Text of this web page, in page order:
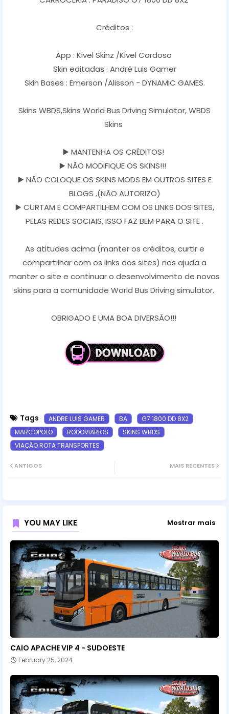
Créditos :
App : Kivel Skinz /Kivel Cardoso
Skin editadas : André Luis Gamer
Skin Bases : Emerson /Alisson - DYNAMIC GAMES.
Skins WBDS,Skins World Bus Driving Simulator, WBDS
Skins
▶️ MANTENHA OS CRÉDITOS!
▶️ NÃO MODIFIQUE OS SKINS!!!
▶️ NÃO COLOQUE OS SKINS MODS EM OUTROS SITES E
BLOGS ,(NÃO AUTORIZO)
▶️ CURTAM E COMPARTILHEM COM OS LINKS DOS SITES,
PELAS REDES SOCIAIS, ISSO FAZ BEM PARA O SITE .
As atitudes acima (manter os créditos, curtir e
compartilhar com os links dos sites) nos ajuda a
manter o site e continuar o desenvolvimento de novas
skins para a comunidade World Bus Driving simulator.
OBRIGADO E UMA BOA DIVERSÃO!!!
Tags ANDRE LUIS GAMER BA
G7 1800 DD 8X2
MARCOPOLO
RODOVIÁRIOS
SKINS WBDS
VIAÇÃO ROTA TRANSPORTES
MAIS RECENTES
ANTIGOS
YOU MAY LIKE Mostrar mais
CAIO APACHE VIP 4 - SUDOESTE
February 25, 2024